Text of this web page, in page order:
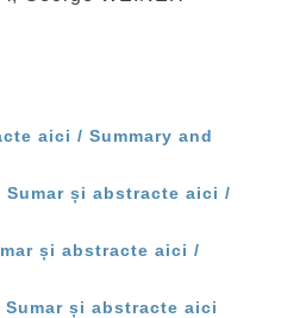
aici / Summary and
Sumar și abstracte aici /
și abstracte aici /
Sumar și abstracte aici